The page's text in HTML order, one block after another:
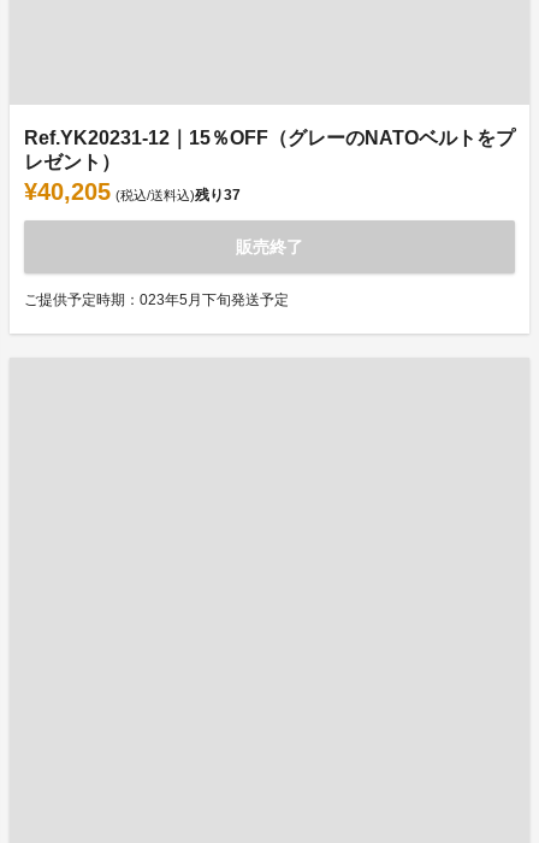
Ref.YK20231-12｜15％OFF（グレーのNATOベルトをプ
レゼント）
¥40,205 (税込/送料込)残り37
販売終了
ご提供予定時期：023年5月下旬発送予定